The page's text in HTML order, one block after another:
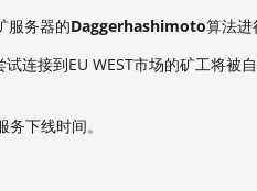
服务器的Daggerhashimoto算法进
连接到EU WEST市场的矿工将被
下线时间。